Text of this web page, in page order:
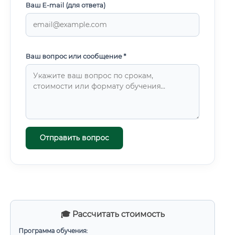
🎓 Рассчитать стоимость
Программа обучения:
Ваш E-mail (для ответа)
Ваш вопрос или сообщение *
Отправить вопрос